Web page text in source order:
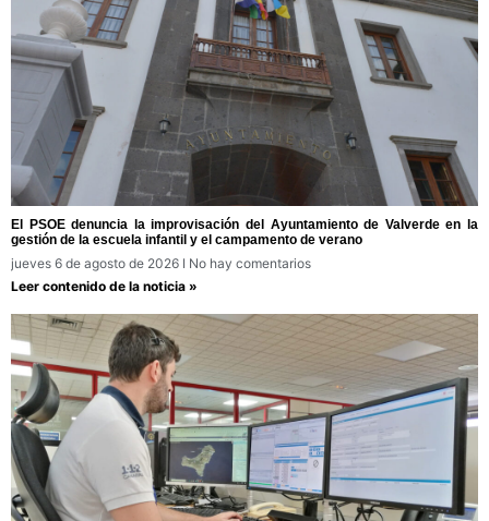
El PSOE denuncia la improvisación del Ayuntamiento de Valverde en la
gestión de la escuela infantil y el campamento de verano
jueves 6 de agosto de 2026
No hay comentarios
Leer contenido de la noticia »